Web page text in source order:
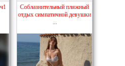
Соблазнительный пляжный
отдых симпатичной девушки
...